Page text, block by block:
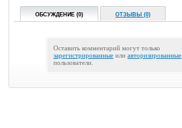
ОБСУЖДЕНИЕ (0) ОТЗЫВЫ (0)
Оставить комментарий могут только
зарегистрированные или авторизированные
пользователи.